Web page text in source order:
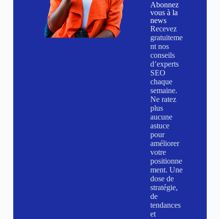
Abonnez
vous à la
news
Recevez
gratuiteme
nt nos
conseils
d’experts
SEO
chaque
semaine.
Ne ratez
plus
aucune
astuce
pour
améliorer
votre
positionne
ment. Une
dose de
stratégie,
de
tendances
et